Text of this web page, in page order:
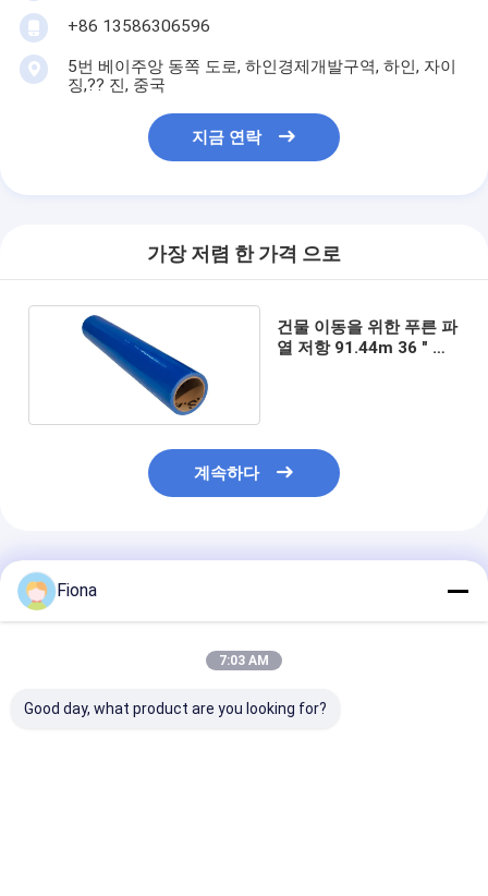
+86 13586306596
5번 베이주앙 동쪽 도로, 하인경제개발구역, 하인, 자이
징,?? 진, 중국
지금 연락
가장 저렴 한 가격 으로
건물 이동을 위한 푸른 파
열 저항 91.44m 36 " 카
계속하다
추천된 제품
Fiona
7:03 AM
Good day, what product are you looking for?